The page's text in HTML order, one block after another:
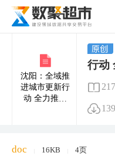
沈阳：全域推
进城市更新行
动 全力推动
行动
139
doc 16KB 4页